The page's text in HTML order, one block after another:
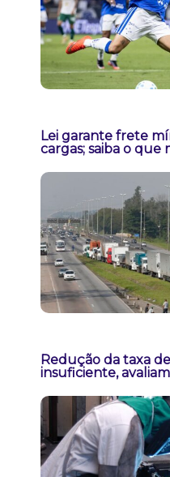
Lei garante frete
cargas; saiba o que
Redução da taxa
insuficiente,